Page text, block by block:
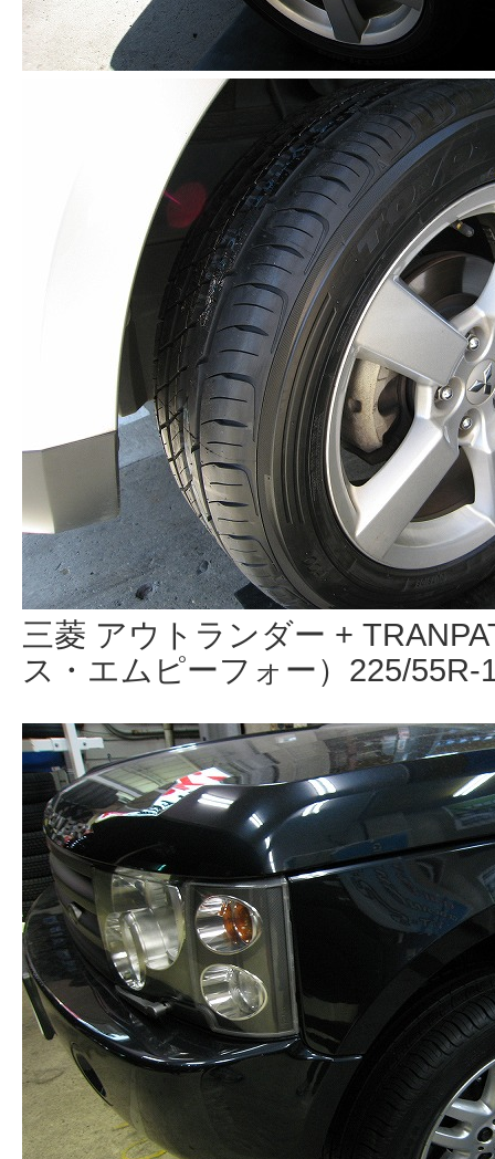
三菱 アウトランダー +
ス・エムピーフォー）225/55R-